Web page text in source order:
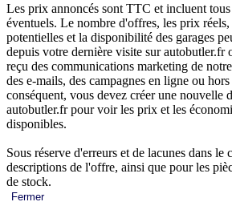
Les prix annoncés sont TTC et incluent tous
éventuels. Le nombre d'offres, les prix réels,
potentielles et la disponibilité des garages
depuis votre dernière visite sur autobutler.fr
reçu des communications marketing de
des e-mails, des campagnes en ligne ou
conséquent, vous devez créer une nouvelle
autobutler.fr pour voir les prix et les
disponibles.
Sous réserve d'erreurs et de lacunes dans le
descriptions de l'offre, ainsi que pour les
de stock.
Fermer